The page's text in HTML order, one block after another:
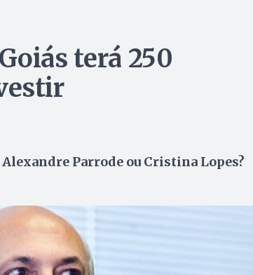
terá 250
Parrode ou Cristina Lopes?